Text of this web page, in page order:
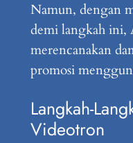
Namun, dengan
demi langkah ini,
merencanakan
promosi
Langkah-
Videotron